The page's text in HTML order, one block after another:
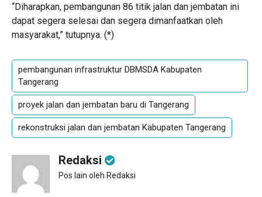
“Diharapkan, pembangunan 86 titik jalan dan jembatan ini
dapat segera selesai dan segera dimanfaatkan oleh
masyarakat,” tutupnya. (*)
pembangunan infrastruktur DBMSDA Kabupaten
Tangerang
proyek jalan dan jembatan baru di Tangerang
rekonstruksi jalan dan jembatan Kabupaten Tangerang
Redaksi
Pos lain oleh Redaksi